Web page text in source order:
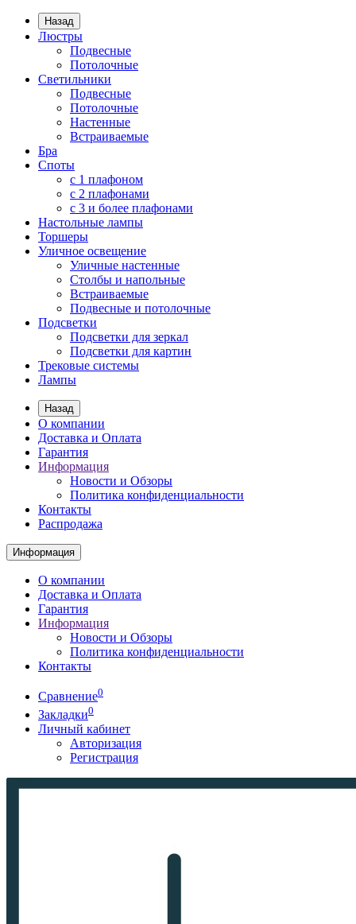
Назад
Люстры
Подвесные
Потолочные
Светильники
Подвесные
Потолочные
Настенные
Встраиваемые
Бра
Споты
с 1 плафоном
с 2 плафонами
с 3 и более плафонами
Настольные лампы
Торшеры
Уличное освещение
Уличные настенные
Столбы и напольные
Встраиваемые
Подвесные и потолочные
Подсветки
Подсветки для зеркал
Подсветки для картин
Трековые системы
Лампы
Назад
О компании
Доставка и Оплата
Гарантия
Информация
Новости и Обзоры
Политика конфиденциальности
Контакты
Распродажа
Информация
О компании
Доставка и Оплата
Гарантия
Информация
Новости и Обзоры
Политика конфиденциальности
Контакты
Сравнение0
Закладки0
Личный кабинет
Авторизация
Регистрация